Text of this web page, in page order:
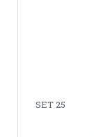
SET 25